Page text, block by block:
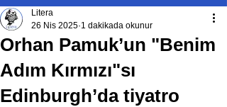
Orhan Pamuk’un "Benim
Adım Kırmızı"sı
Edinburgh’da tiyatro
Litera
26 Nis 2025 1 dakikada okunur